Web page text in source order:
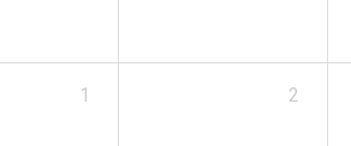
1 2